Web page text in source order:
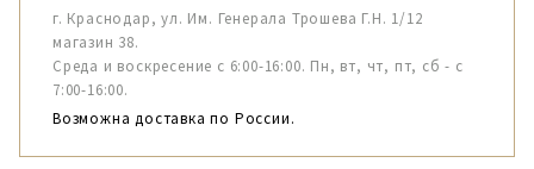
г. Краснодар, ул. Им. Генерала Трошева Г.Н. 1/12
магазин 38.
Среда и воскресение с 6:00-16:00. Пн, вт, чт, пт, сб - с
7:00-16:00.
Возможна доставка по России.